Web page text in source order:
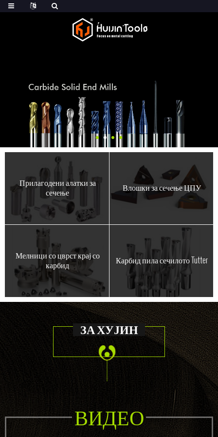
Прилагодени алатки за
сечење
Влошки за сечење ЦПУ
Мелници со цврст крај со
карбид
Карбид пила сечилото Tutter
ЗА ХУЈИН
ВИДЕО